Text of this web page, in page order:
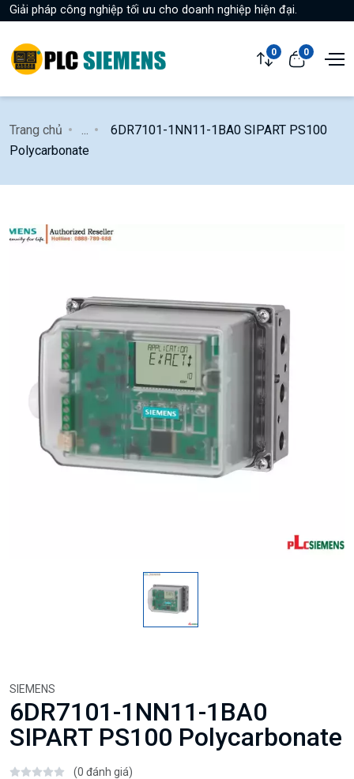
Giải pháp công nghiệp tối ưu cho doanh nghiệp hiện đại.
0 0
Trang chủ
6DR7101-1NN11-1BA0 SIPART PS100
Polycarbonate
SIEMENS
6DR7101-1NN11-1BA0
SIPART PS100 Polycarbonate
(0 đánh giá)